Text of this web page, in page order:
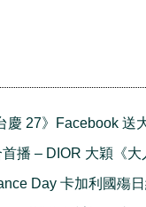
慶 27》Facebook 送
播 – DIOR 大穎《大
Day 卡加利國殤